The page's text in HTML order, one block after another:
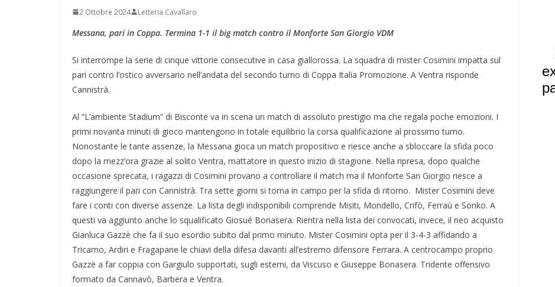
2 Ottobre 2024 Letteria Cavallaro
Messana, pari in Coppa. Termina 1-1 il big match contro il Monforte San Giorgio VDM
Si interrompe la serie di cinque vittorie consecutive in casa giallorossa. La squadra di mister Cosimini impatta sul
pari contro l’ostico avversario nell’andata del secondo turno di Coppa Italia Promozione. A Ventra risponde
Cannistrà.
Al “L’ambiente Stadium” di Bisconte va in scena un match di assoluto prestigio ma che regala poche emozioni. I
primi novanta minuti di gioco mantengono in totale equilibrio la corsa qualificazione al prossimo turno.
Nonostante le tante assenze, la Messana gioca un match propositivo e riesce anche a sbloccare la sfida poco
dopo la mezz’ora grazie al solito Ventra, mattatore in questo inizio di stagione. Nella ripresa, dopo qualche
occasione sprecata, i ragazzi di Cosimini provano a controllare il match ma il Monforte San Giorgio riesce a
raggiungere il pari con Cannistrà. Tra sette giorni si torna in campo per la sfida di ritorno. Mister Cosimini deve
fare i conti con diverse assenze. La lista degli indisponibili comprende Misiti, Mondello, Crifò, Ferraù e Sonko. A
questi va aggiunto anche lo squalificato Giosué Bonasera. Rientra nella lista dei convocati, invece, il neo acquisto
Gianluca Gazzè che fa il suo esordio subito dal primo minuto. Mister Cosimini opta per il 3-4-3 affidando a
Tricamo, Ardiri e Fragapane le chiavi della difesa davanti all’estremo difensore Ferrara. A centrocampo proprio
Gazzè a far coppia con Gargiulo supportati, sugli esterni, da Viscuso e Giuseppe Bonasera. Tridente offensivo
formato da Cannavò, Barbera e Ventra.